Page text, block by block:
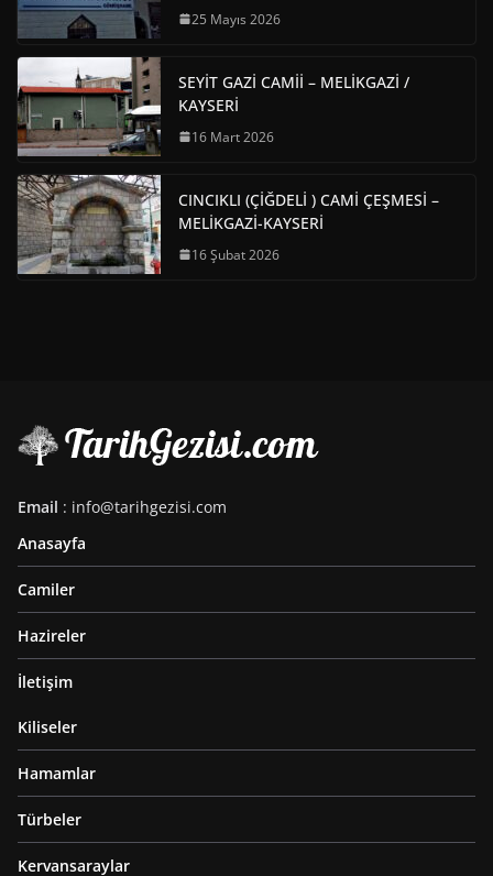
25 Mayıs 2026
SEYİT GAZİ CAMİİ – MELİKGAZİ /
KAYSERİ
16 Mart 2026
CINCIKLI (ÇİĞDELİ ) CAMİ ÇEŞMESİ –
MELİKGAZİ-KAYSERİ
16 Şubat 2026
Email : info@tarihgezisi.com
Anasayfa
Camiler
Hazireler
İletişim
Kiliseler
Hamamlar
Türbeler
Kervansaraylar